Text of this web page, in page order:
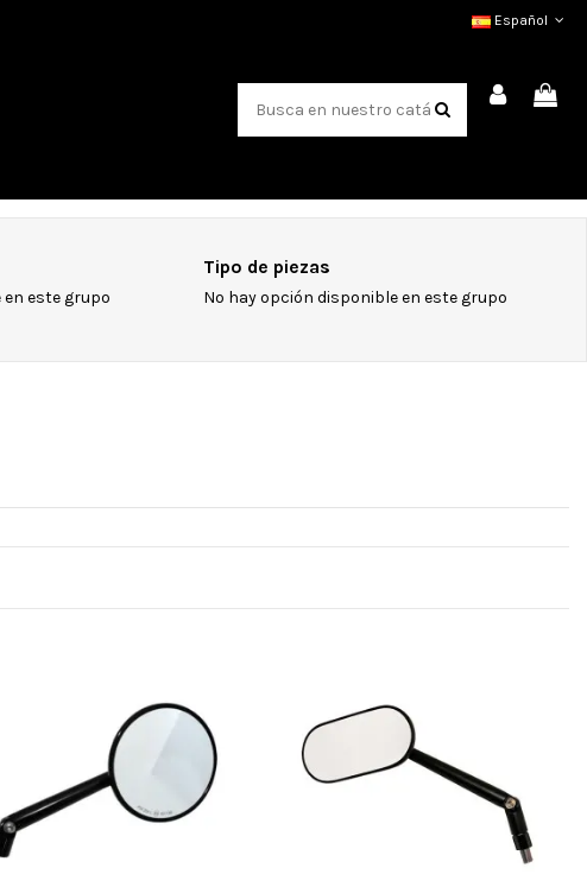
Español
este grupo
Tipo de piezas
No hay opción disponible en este grupo